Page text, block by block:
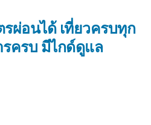
รผ่อนได้ เที่ยวครบทุก
ครบ มีไกด์ดูแล